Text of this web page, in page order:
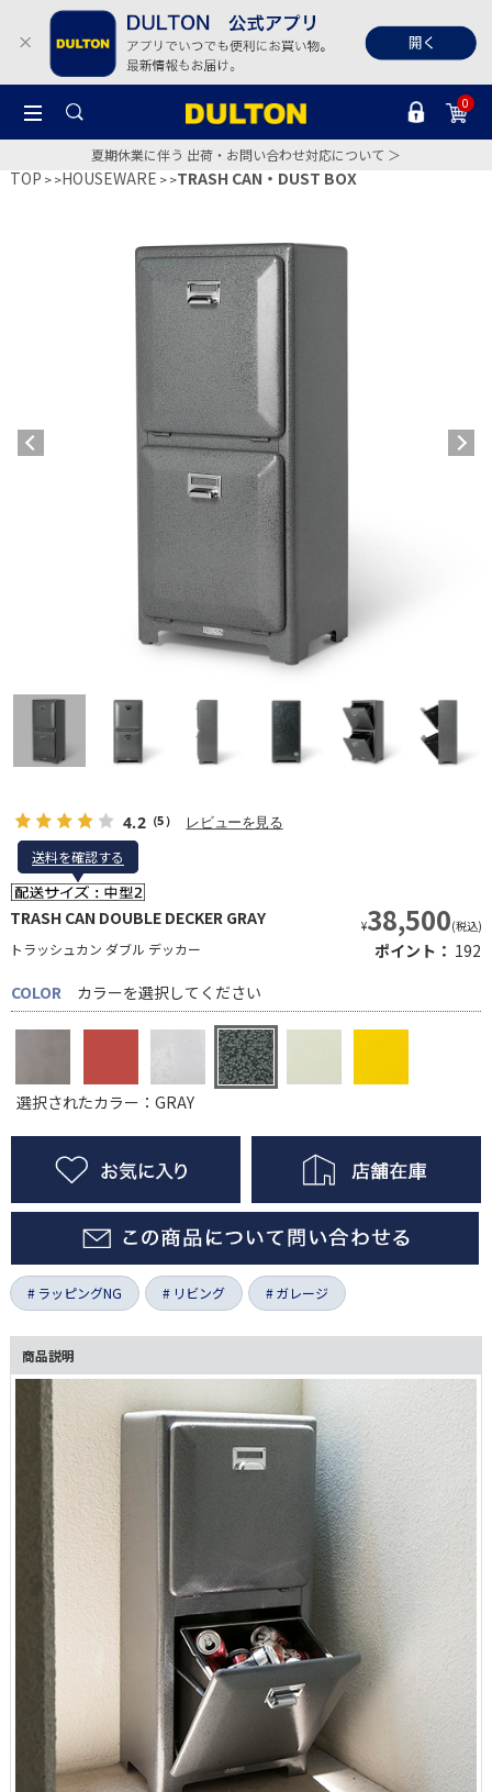
0
夏期休業に伴う 出荷・お問い合わせ対応について ＞
TOP >HOUSEWARE >TRASH CAN・DUST BOX
4.2（5） レビューを見る
送料を確認する
送料を確認する
TRASH CAN DOUBLE DECKER GRAY
トラッシュカン ダブル デッカー
¥38,500(税込)
ポイント： 192
COLOR
カラーを選択してください
選択されたカラー：GRAY
ラッピングNG リビング ガレージ
商品説明